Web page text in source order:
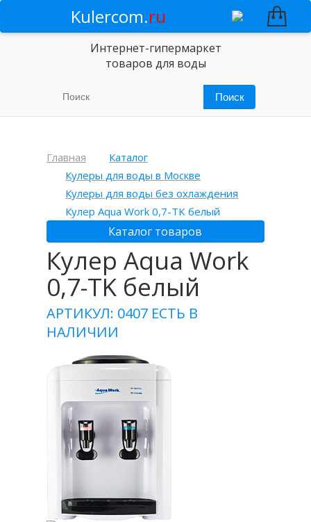
Kulercom.ru
Интернет-гипермаркет
товаров для воды
Главная
Каталог
Кулеры для воды в Москве
Кулеры для воды без охлаждения
Кулер Aqua Work 0,7-TK белый
Каталог товаров
Кулер Aqua Work
0,7-TK белый
АРТИКУЛ: 0407 ЕСТЬ В
НАЛИЧИИ